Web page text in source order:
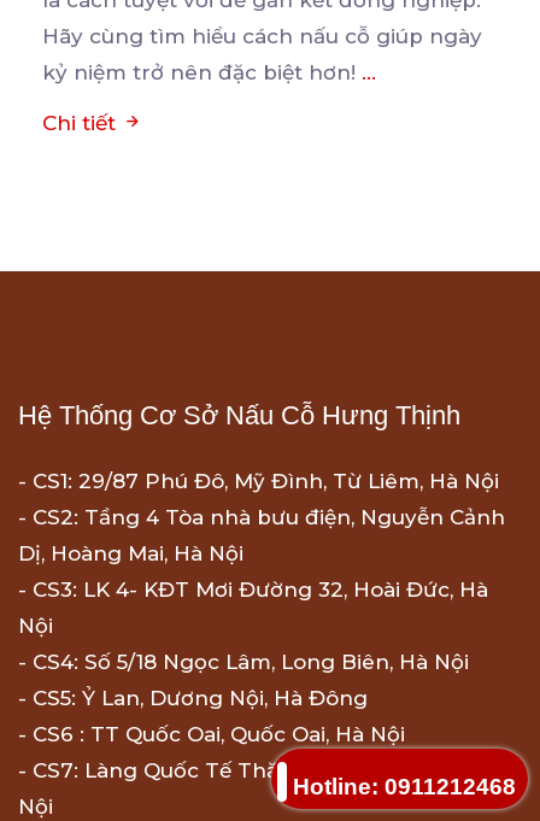
Hãy cùng tìm hiểu cách nấu cỗ giúp ngày
kỷ niệm trở nên đặc biệt hơn! ...
Chi tiết
Hệ Thống Cơ Sở Nấu Cỗ Hưng Thịnh
- CS1: 29/87 Phú Đô, Mỹ Đình, Từ Liêm, Hà Nội
- CS2: Tầng 4 Tòa nhà bưu điện, Nguyễn Cảnh
Dị, Hoàng Mai, Hà Nội
- CS3: LK 4- KĐT Mơi Đường 32, Hoài Đức, Hà
Nội
- CS4: Số 5/18 Ngọc Lâm, Long Biên, Hà Nội
- CS5: Ỷ Lan, Dương Nội, Hà Đông
- CS6 : TT Quốc Oai, Quốc Oai, Hà Nội
- CS7: Làng Quốc Tế Thăng Long, Cầu Giấy, Hà
Nội
Hotline: 0911212468